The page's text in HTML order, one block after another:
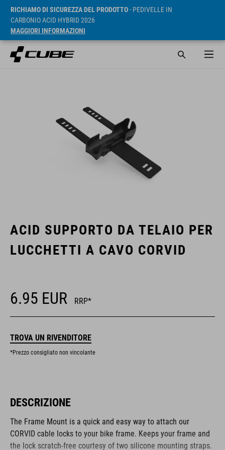
RICHIAMO DI SICUREZZA DEL PRODOTTO- PEDIVELLE IN
CARBONIO ACID HYBRID 2026
MAGGIORI INFORMAZIONI
ACID SUPPORTO DA TELAIO PER
LUCCHETTI A CAVO CORVID
6.95 EUR RRP*
TROVA UN RIVENDITORE
*Prezzo consigliato non vincolante
DESCRIZIONE
The Frame Mount is a quick and easy way to attach our
CORVID cable locks to your bike frame. Keeps your frame and
the lock scratch-free courtesy of two silicone mounting straps.